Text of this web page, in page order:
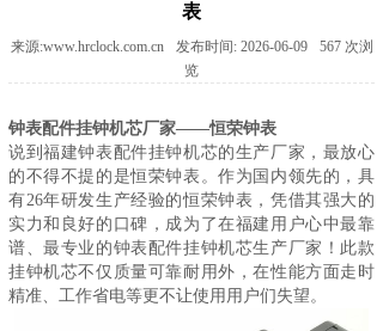
表
来源:www.hrclock.com.cn 发布时间: 2026-06-09 567 次浏
览
钟表配件挂钟机芯厂家——恒荣钟表
说到福建钟表配件挂钟机芯的生产厂家，最放心
的不得不提的是恒荣钟表。作为国内领先的，具
有26年研发生产经验的恒荣钟表，凭借其强大的
实力和良好的口碑，成为了在福建用户心中最靠
谱、最专业的钟表配件挂钟机芯生产厂家！此款
挂钟机芯不仅质量可靠耐用外，在性能方面走时
精准、工作省电等更不让使用用户们失望。